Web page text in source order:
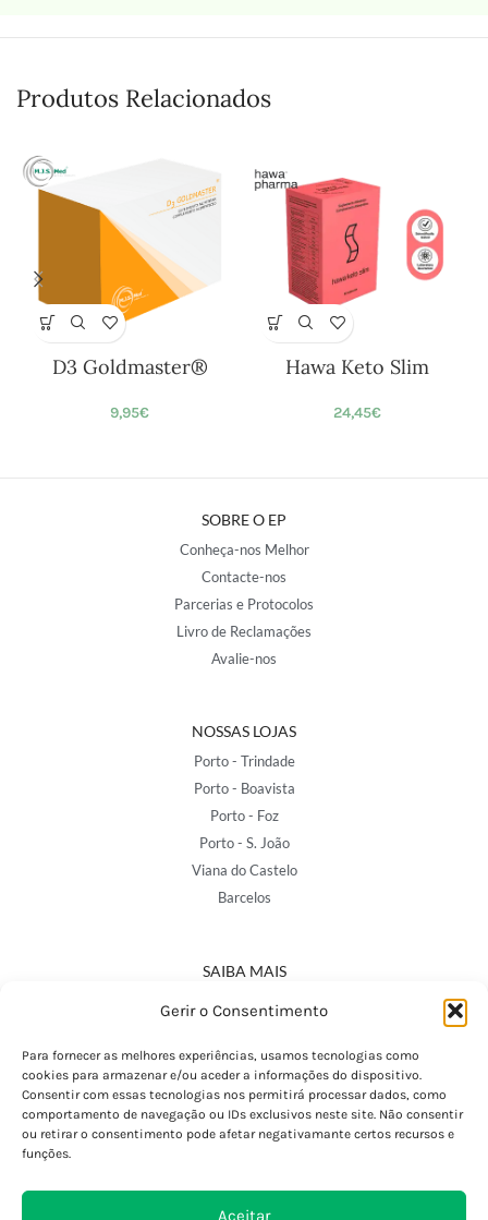
Gerir o Consentimento
Para fornecer as melhores experiências, usamos tecnologias como
cookies para armazenar e/ou aceder a informações do dispositivo.
Consentir com essas tecnologias nos permitirá processar dados, como
comportamento de navegação ou IDs exclusivos neste site. Não consentir
ou retirar o consentimento pode afetar negativamante certos recursos e
funções.
Aceitar
Produtos Relacionados
D3 Goldmaster®
9,95€
Hawa Keto Slim
24,45€
SOBRE O EP
Conheça-nos Melhor
Contacte-nos
Parcerias e Protocolos
Livro de Reclamações
Avalie-nos
NOSSAS LOJAS
Porto - Trindade
Porto - Boavista
Porto - Foz
Porto - S. João
Viana do Castelo
Barcelos
SAIBA MAIS
Política de Privacidade
Termos e Condições
Perguntas Frequentes
Custos de Envio
Encomendas Internacionais
Devoluções e Trocas